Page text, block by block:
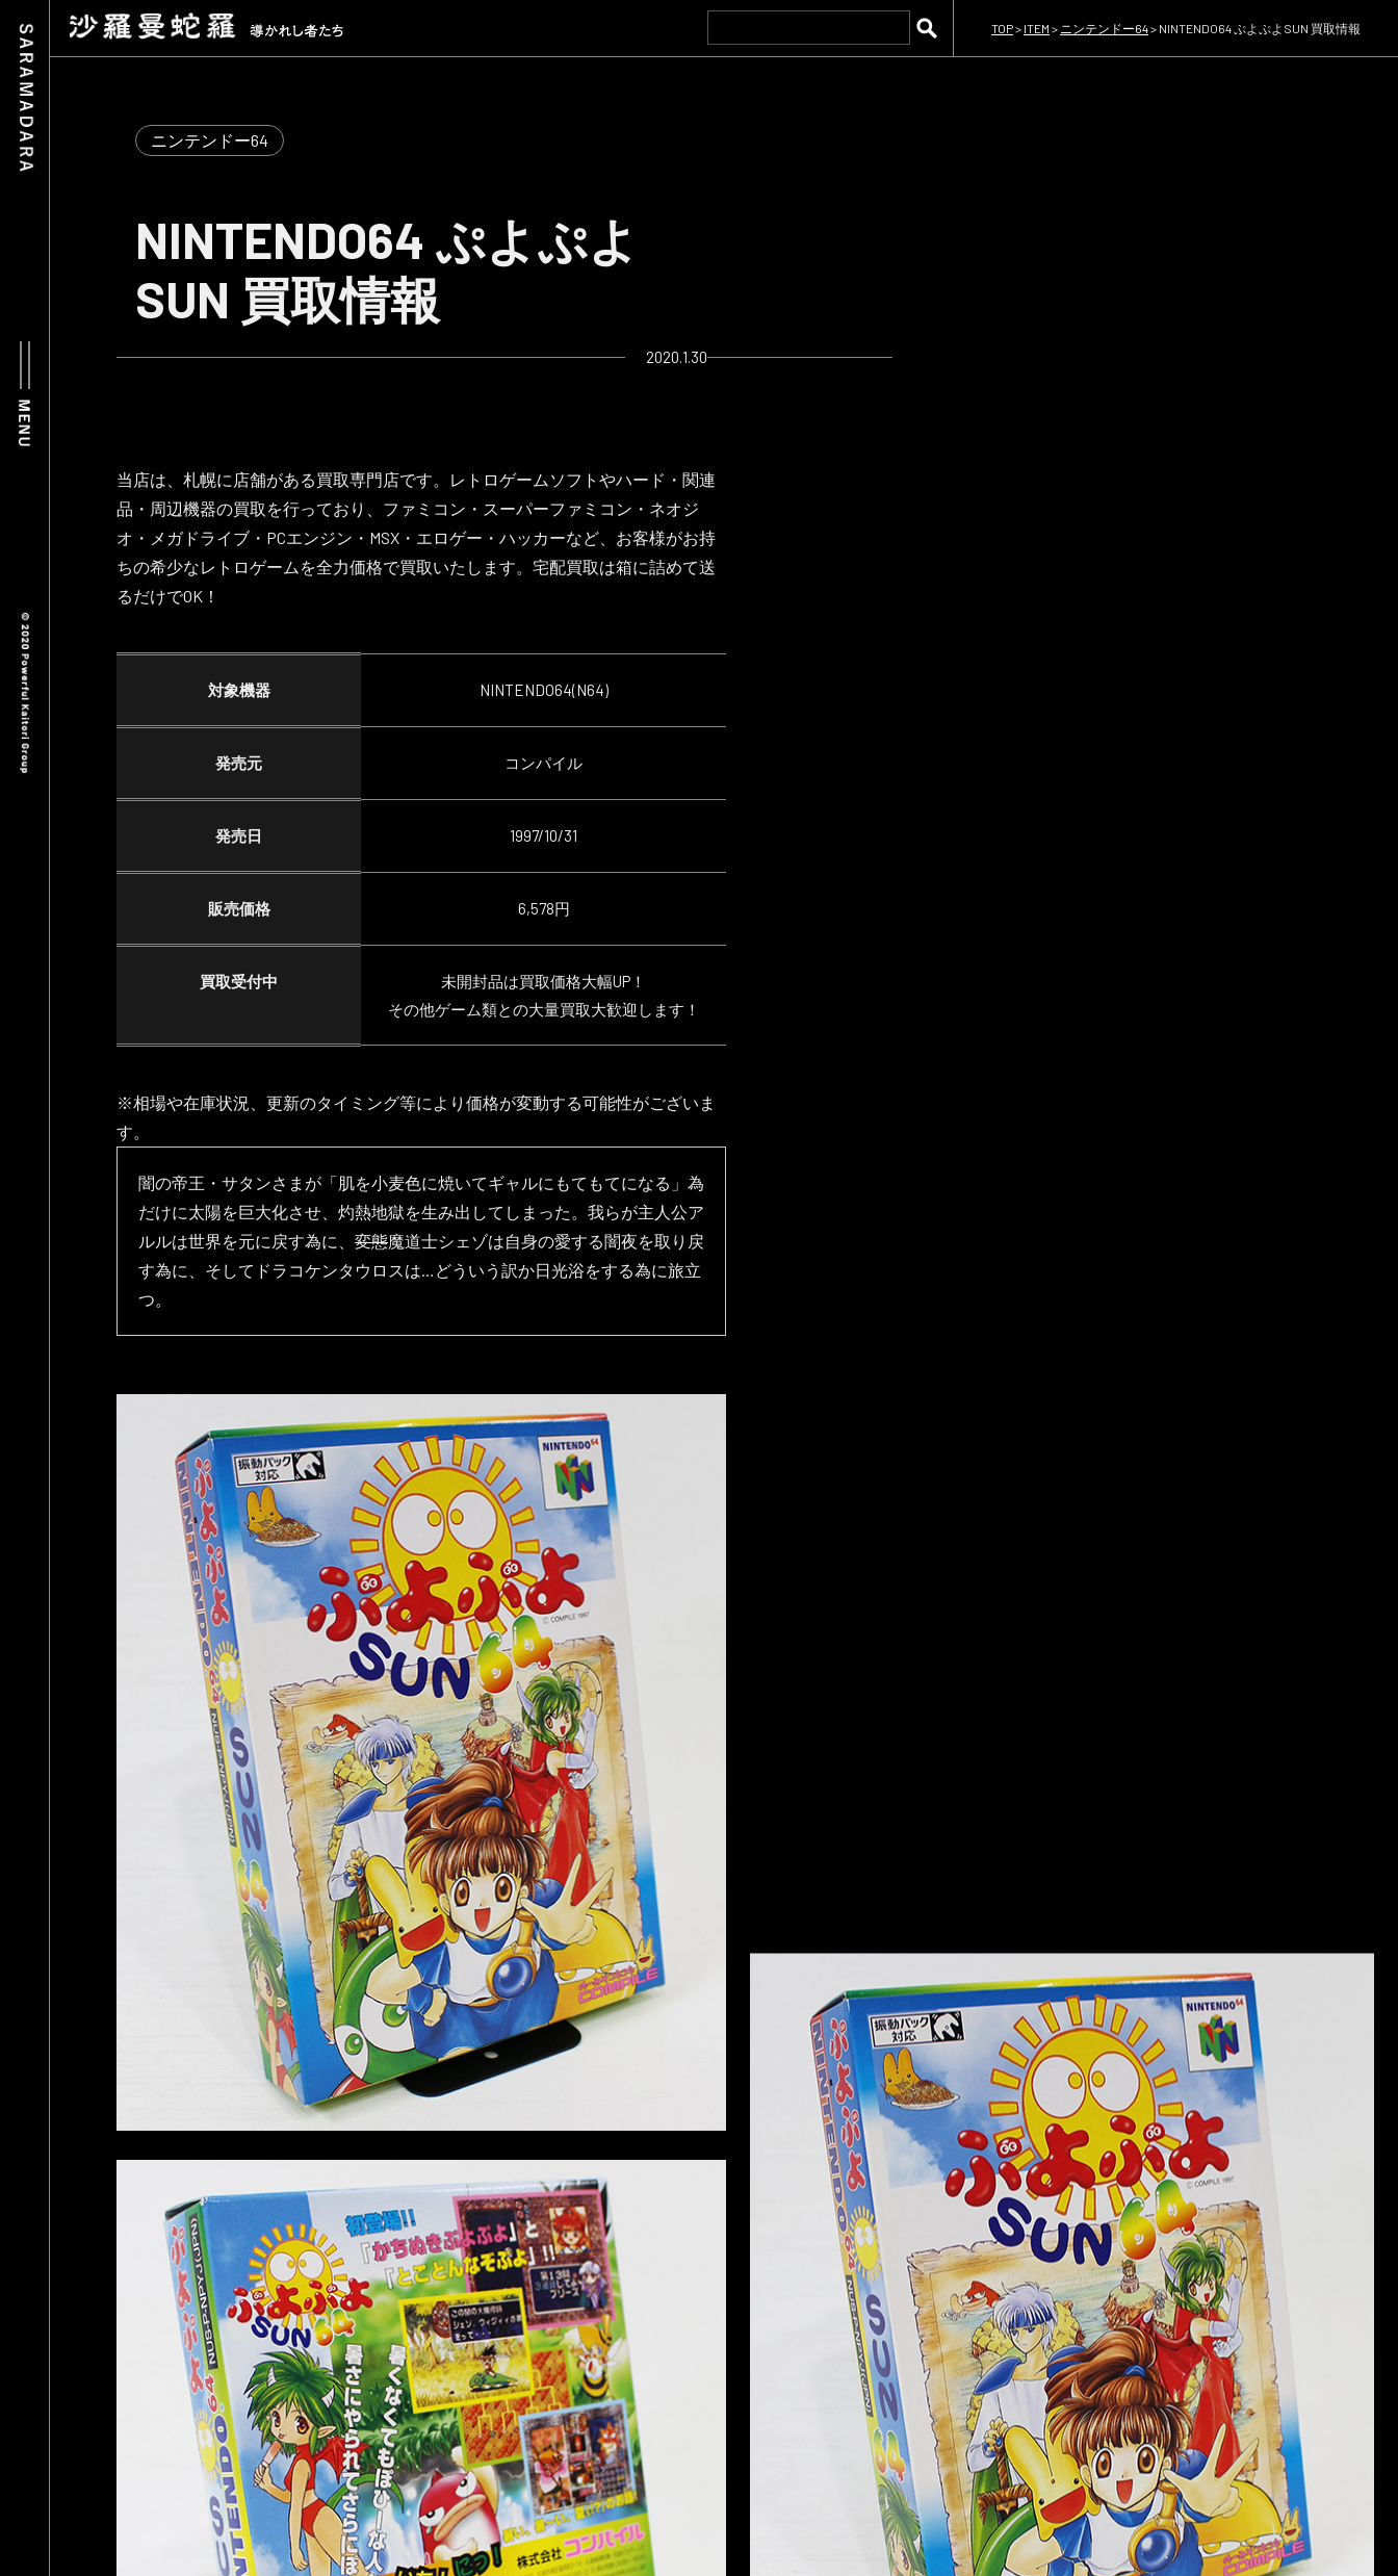
TOP> ITEM > ニンテンドー64> NINTENDO64 ぷよぷよSUN 買取情報
ニンテンドー64
NINTENDO64 ぷよぷよ
SUN 買取情報
2020.1.30
当店は、札幌に店舗がある買取専門店です。レトロゲームソフトやハード・関連
品・周辺機器の買取を行っており、ファミコン・スーパーファミコン・ネオジ
オ・メガドライブ・PCエンジン・MSX・エロゲー・ハッカーなど、お客様がお持
ちの希少なレトロゲームを全力価格で買取いたします。宅配買取は箱に詰めて送
るだけでOK！
対象機器 NINTENDO64(N64)
発売元 コンパイル
発売日 1997/10/31
販売価格 6,578円
買取受付中
未開封品は買取価格大幅UP！
その他ゲーム類との大量買取大歓迎します！
※相場や在庫状況、更新のタイミング等により価格が変動する可能性がございま
す。
闇の帝王・サタンさまが「肌を小麦色に焼いてギャルにもてもてになる」為
だけに太陽を巨大化させ、灼熱地獄を生み出してしまった。我らが主人公ア
ルルは世界を元に戻す為に、 変態魔道士シェゾは自身の愛する闇夜を取り戻
す為に、そしてドラコケンタウロスは…どういう訳か日光浴をする為に旅立
つ。